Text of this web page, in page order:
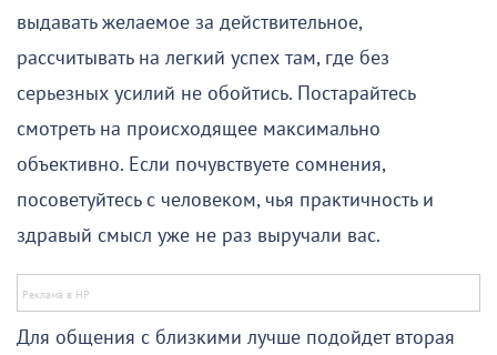
выдавать желаемое за действительное,
рассчитывать на легкий успех там, где без
серьезных усилий не обойтись. Постарайтесь
смотреть на происходящее максимально
объективно. Если почувствуете сомнения,
посоветуйтесь с человеком, чья практичность и
здравый смысл уже не раз выручали вас.
Для общения с близкими лучше подойдет вторая